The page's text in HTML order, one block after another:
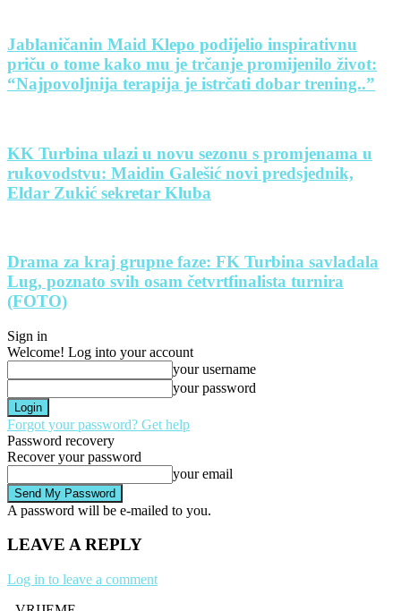
Jablaničanin Maid Klepo podijelio inspirativnu
priču o tome kako mu je trčanje promijenilo život:
“Najpovoljnija terapija je istrčati dobar trening..”
KK Turbina ulazi u novu sezonu s promjenama u
rukovodstvu: Maidin Galešić novi predsjednik,
Eldar Zukić sekretar Kluba
Drama za kraj grupne faze: FK Turbina savladala
Lug, poznato svih osam četvrtfinalista turnira
(FOTO)
Sign in
Welcome! Log into your account
your username
your password
Forgot your password? Get help
Password recovery
Recover your password
your email
A password will be e-mailed to you.
LEAVE A REPLY
Log in to leave a comment